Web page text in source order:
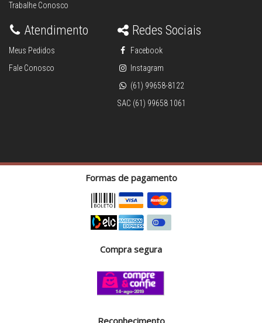
Trabalhe Conosco
Atendimento
Meus Pedidos
Fale Conosco
Redes Sociais
Facebook
Instagram
(61) 99658-8122
SAC (61) 99658 1061
Formas de pagamento
Compra segura
Reconhecimento